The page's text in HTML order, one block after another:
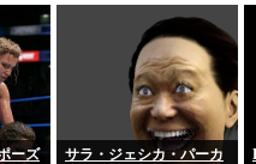
ーズ
サラ・ジェシカ・パーカ